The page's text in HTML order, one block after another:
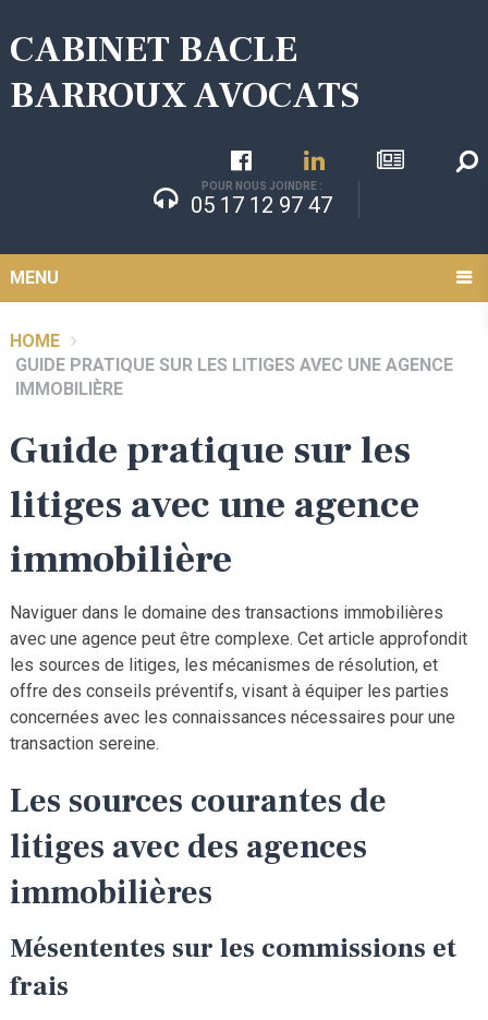
CABINET BACLE
BARROUX AVOCATS
POUR NOUS JOINDRE :
05 17 12 97 47
MENU
HOME
GUIDE PRATIQUE SUR LES LITIGES AVEC UNE AGENCE
IMMOBILIÈRE
Guide pratique sur les
litiges avec une agence
immobilière
Naviguer dans le domaine des transactions immobilières
avec une agence peut être complexe. Cet article approfondit
les sources de litiges, les mécanismes de résolution, et
offre des conseils préventifs, visant à équiper les parties
concernées avec les connaissances nécessaires pour une
transaction sereine.
Les sources courantes de
litiges avec des agences
immobilières
Mésententes sur les commissions et
frais